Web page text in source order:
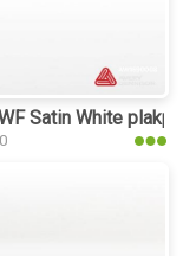
Gloss
Satin White